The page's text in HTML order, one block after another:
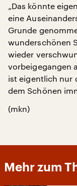
„Das könnte
eine
Grunde
wunderschönen
wieder
vorbeigegangen
ist eigentlich nur
dem Schönen
(mkn)
Mehr zum